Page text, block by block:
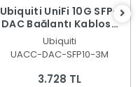
Ubiquiti UniFi 10G SFP+
DAC Bağlantı Kablosu
Siyah - 3 Metre UACC-
DAC-SFP10-3M
Ubiquiti
UACC-DAC-SFP10-3M
3.728 TL